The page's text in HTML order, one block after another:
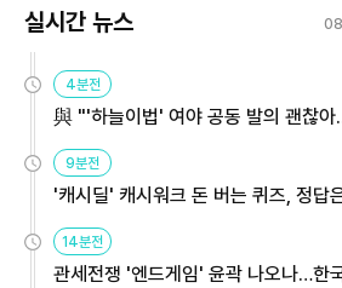
실시간 뉴스
4분전
與 "'하늘이법' 여야 공동 발의 괜찮
9분전
'캐시딜' 캐시워크 돈 버는 퀴즈, 정답
14분전
관세전쟁 '엔드게임' 윤곽 나오나…한